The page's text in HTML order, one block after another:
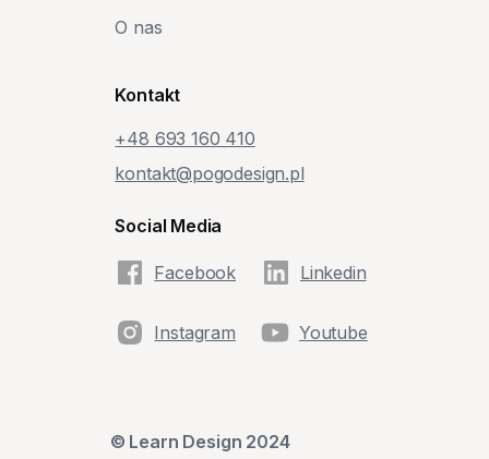
O nas
Kontakt
+48‭ 693 160 410‬
kontakt@pogodesign.pl
Social Media
Facebook Linkedin
Instagram Youtube
© Learn Design 2024